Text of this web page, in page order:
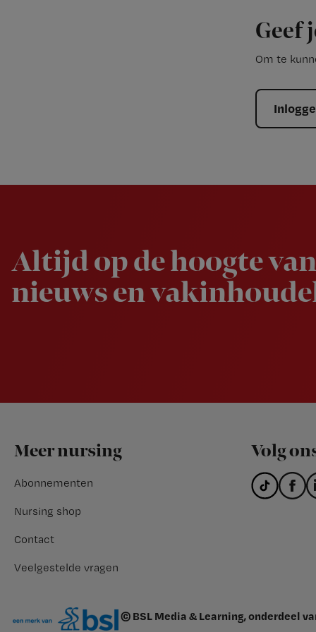
Geef
Om te
Altijd op de hoogte
nieuws en
Footer
Meer nursing
Abonnementen
Nursing shop
Contact
Veelgestelde vragen
Volg
© BSL Media & Learning, onderdeel